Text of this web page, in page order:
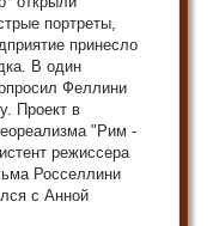
портреты,
принесло
В один
Феллини
Проект в
"Рим -
режиссера
Росселлини
с Анной